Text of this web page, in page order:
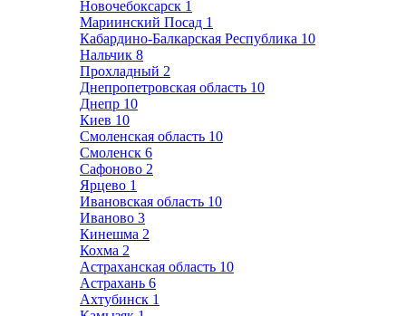
Новочебоксарск 1
Мариинский Посад 1
Кабардино-Балкарская Республика 10
Нальчик 8
Прохладный 2
Днепропетровская область 10
Днепр 10
Киев 10
Смоленская область 10
Смоленск 6
Сафоново 2
Ярцево 1
Ивановская область 10
Иваново 3
Кинешма 2
Кохма 2
Астраханская область 10
Астрахань 6
Ахтубинск 1